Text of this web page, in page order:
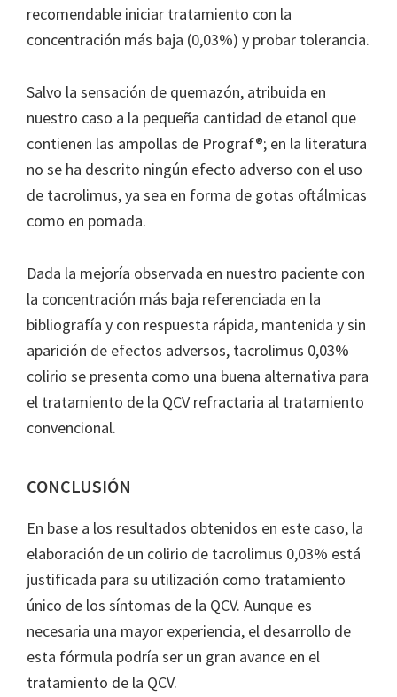
recomendable iniciar tratamiento con la
concentración más baja (0,03%) y probar tolerancia.
Salvo la sensación de quemazón, atribuida en
nuestro caso a la pequeña cantidad de etanol que
contienen las ampollas de Prograf®; en la literatura
no se ha descrito ningún efecto adverso con el uso
de tacrolimus, ya sea en forma de gotas oftálmicas
como en pomada.
Dada la mejoría observada en nuestro paciente con
la concentración más baja referenciada en la
bibliografía y con respuesta rápida, mantenida y sin
aparición de efectos adversos, tacrolimus 0,03%
colirio se presenta como una buena alternativa para
el tratamiento de la QCV refractaria al tratamiento
convencional.
CONCLUSIÓN
En base a los resultados obtenidos en este caso, la
elaboración de un colirio de tacrolimus 0,03% está
justificada para su utilización como tratamiento
único de los síntomas de la QCV. Aunque es
necesaria una mayor experiencia, el desarrollo de
esta fórmula podría ser un gran avance en el
tratamiento de la QCV.